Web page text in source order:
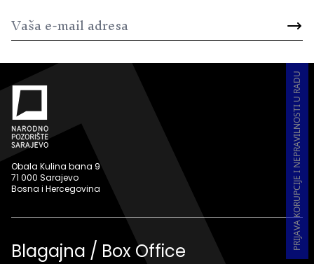
PRIJAVA KORUPCIJE I NEPRAVILNOSTI U RADU
Obala Kulina bana 9
71 000 Sarajevo
Bosna i Hercegovina
Blagajna / Box Office